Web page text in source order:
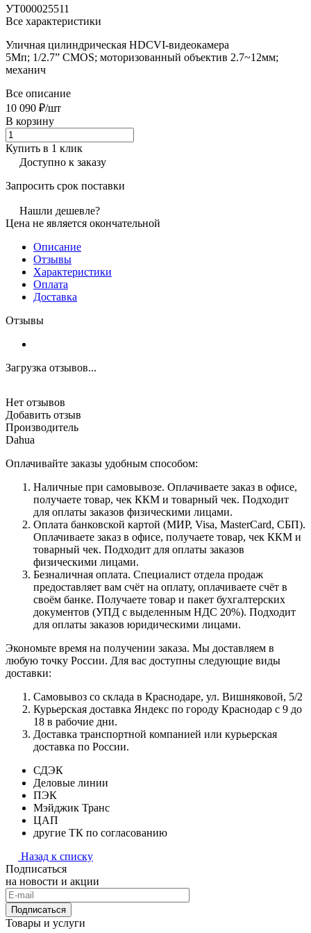
УТ000025511
Все характеристики
Уличная цилиндрическая HDCVI-видеокамера
5Мп; 1/2.7” CMOS; моторизованный объектив 2.7~12мм;
механич
Все описание
10 090 ₽/шт
В корзину
Купить в 1 клик
Доступно к заказу
Запросить срок поставки
Нашли дешевле?
Цена не является окончательной
Описание
Отзывы
Характеристики
Оплата
Доставка
Отзывы
Загрузка отзывов...
Нет отзывов
Добавить отзыв
Производитель
Dahua
Оплачивайте заказы удобным способом:
Наличные при самовывозе. Оплачиваете заказ в офисе,
получаете товар, чек ККМ и товарный чек. Подходит
для оплаты заказов физическими лицами.
Оплата банковской картой (МИР, Visa, MasterCard, СБП).
Оплачиваете заказ в офисе, получаете товар, чек ККМ и
товарный чек. Подходит для оплаты заказов
физическими лицами.
Безналичная оплата. Специалист отдела продаж
предоставляет вам счёт на оплату, оплачиваете счёт в
своём банке. Получаете товар и пакет бухгалтерских
документов (УПД с выделенным НДС 20%). Подходит
для оплаты заказов юридическими лицами.
Экономьте время на получении заказа. Мы доставляем в
любую точку России. Для вас доступны следующие виды
доставки:
Самовывоз со склада в Краснодаре, ул. Вишняковой, 5/2
Курьерская доставка Яндекс по городу Краснодар с 9 до
18 в рабочие дни.
Доставка транспортной компанией или курьерская
доставка по России.
СДЭК
Деловые линии
ПЭК
Мэйджик Транс
ЦАП
другие ТК по согласованию
Назад к списку
Подписаться
на новости и акции
Подписаться
Товары и услуги